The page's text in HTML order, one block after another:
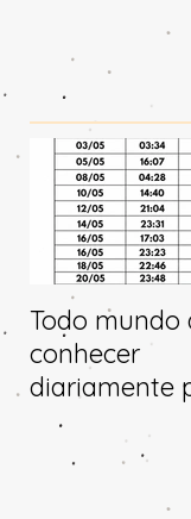
Todo mundo
conhecer
diariamente
aonde a lua
no céu